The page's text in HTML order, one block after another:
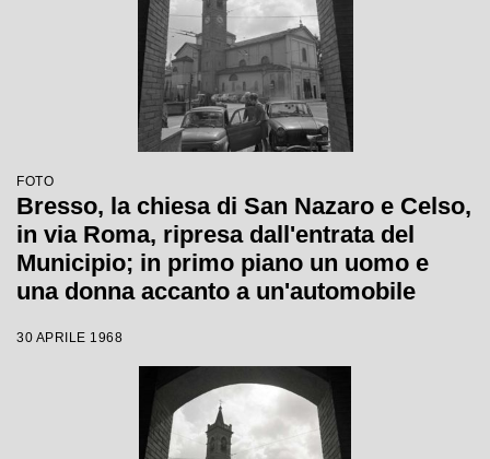
FOTO
Bresso, la chiesa di San Nazaro e Celso,
in via Roma, ripresa dall'entrata del
Municipio; in primo piano un uomo e
una donna accanto a un'automobile
30 APRILE 1968